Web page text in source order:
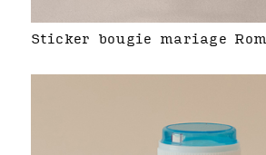
Sticker bougie mariage